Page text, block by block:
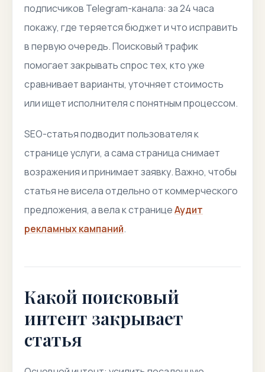
подписчиков Telegram-канала: за 24 часа
покажу, где теряется бюджет и что исправить
в первую очередь. Поисковый трафик
помогает закрывать спрос тех, кто уже
сравнивает варианты, уточняет стоимость
или ищет исполнителя с понятным процессом.
SEO-статья подводит пользователя к
странице услуги, а сама страница снимает
возражения и принимает заявку. Важно, чтобы
статья не висела отдельно от коммерческого
предложения, а вела к страницеАудит
рекламных кампаний.
Какой поисковый
интент закрывает
статья